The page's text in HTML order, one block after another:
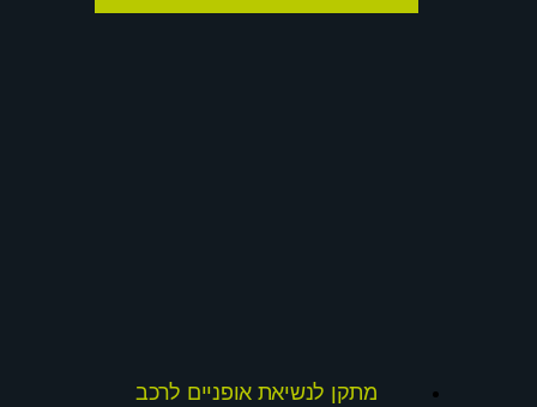
מתקן לנשיאת אופניים לרכב